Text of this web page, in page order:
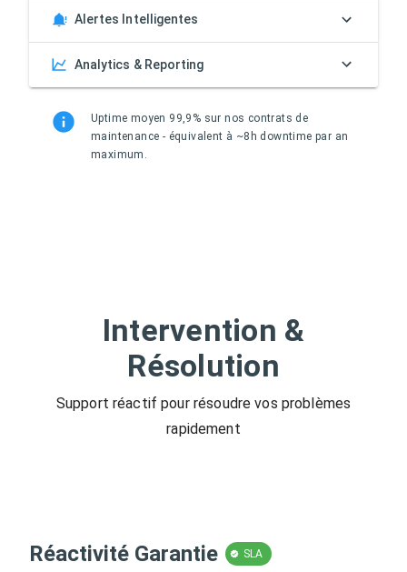
Alertes Intelligentes
Analytics & Reporting
Uptime moyen 99,9% sur nos contrats de
maintenance - équivalent à ~8h downtime par an
maximum.
Intervention &
Résolution
Support réactif pour résoudre vos problèmes
rapidement
Réactivité Garantie SLA